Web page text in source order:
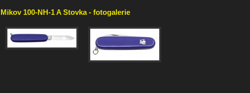
Mikov 100-NH-1 A Stovka - fotogalerie